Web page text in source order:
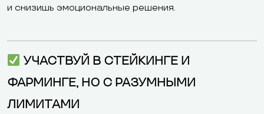
и снизишь эмоциональные решения.
УЧАСТВУЙ В СТЕЙКИНГЕ И
ФАРМИНГЕ, НО С РАЗУМНЫМИ
ЛИМИТАМИ